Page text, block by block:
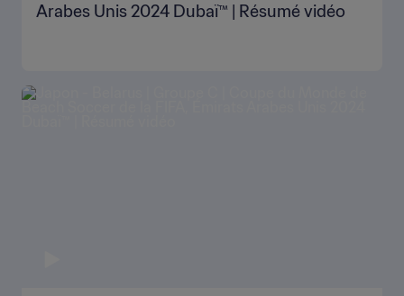
Arabes Unis 2024 Dubaï™ | Résumé vidéo